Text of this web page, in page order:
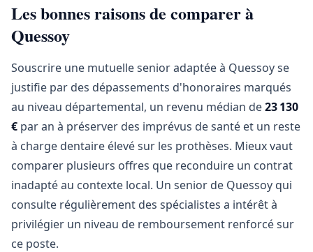
Les bonnes raisons de comparer à
Quessoy
Souscrire une mutuelle senior adaptée à Quessoy se
justifie par des dépassements d'honoraires marqués
au niveau départemental, un revenu médian de23 130
€ par an à préserver des imprévus de santé et un reste
à charge dentaire élevé sur les prothèses. Mieux vaut
comparer plusieurs offres que reconduire un contrat
inadapté au contexte local. Un senior de Quessoy qui
consulte régulièrement des spécialistes a intérêt à
privilégier un niveau de remboursement renforcé sur
ce poste.